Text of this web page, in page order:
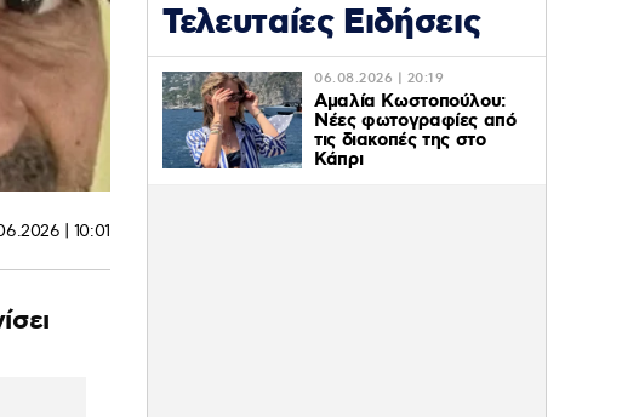
| 10:01
Τελευταίες Ειδήσεις
06.08.2026 | 20:19
Αμαλία Κωστοπούλου:
Νέες φωτογραφίες από
τις διακοπές της στο
Κάπρι